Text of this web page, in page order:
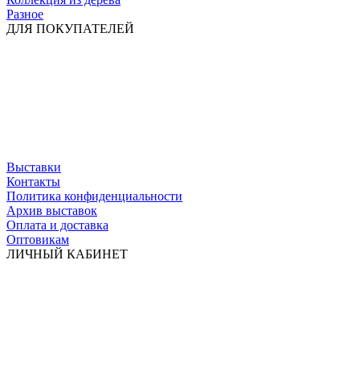
Разное
ДЛЯ ПОКУПАТЕЛЕЙ
Выставки
Контакты
Политика конфиденциальности
Архив выставок
Оплата и доставка
Оптовикам
ЛИЧНЫЙ КАБИНЕТ